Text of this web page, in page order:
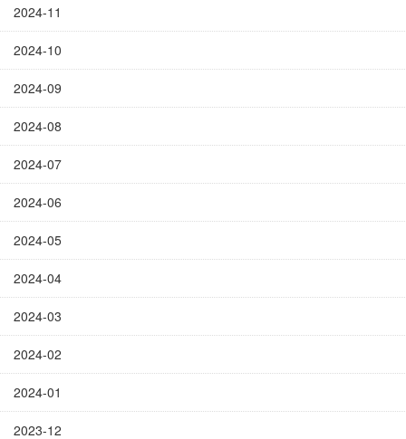
2024-11
2024-10
2024-09
2024-08
2024-07
2024-06
2024-05
2024-04
2024-03
2024-02
2024-01
2023-12